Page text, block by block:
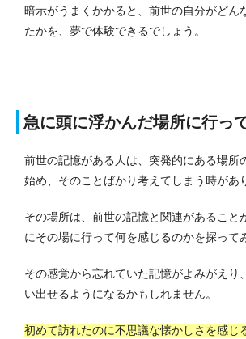
暗示がうまくかかると、前世の自分がどん
たかを、夢で体験できるでしょう。
急に頭に浮かんだ場所に行っ
前世の記憶がある人は、突発的にある場所
始め、そのことばかり考えてしまう時があ
その場所は、前世の記憶と関連があること
にその場に行って何を感じるのかを探って
その感覚から忘れていた記憶がよみがえり
い出せるようになるかもしれません。
初めて訪れたのに不思議な懐かしさを感じ